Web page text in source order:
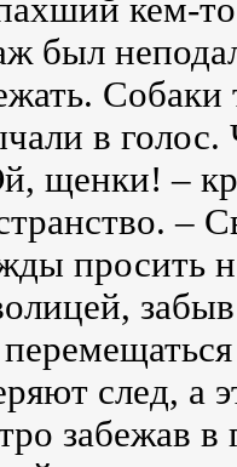
кем-то
был
Собаки
в голос.
щенки! –
–
просить
след, а
забежав в